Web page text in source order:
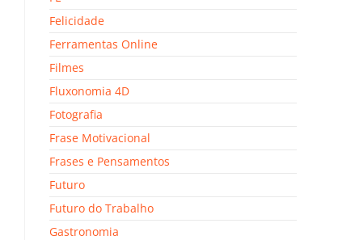
Felicidade
Ferramentas Online
Filmes
Fluxonomia 4D
Fotografia
Frase Motivacional
Frases e Pensamentos
Futuro
Futuro do Trabalho
Gastronomia